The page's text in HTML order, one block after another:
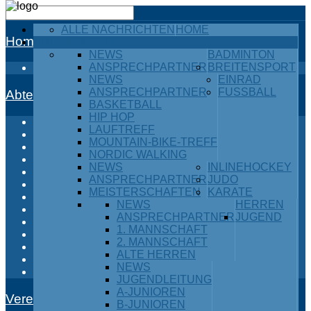
Home
Alle Nachrichten
Abteilungen
Badminton
Breitensport
Inlinehockey
Kraftdreikampf
Ski / Snowboard
Verein
HOME
ALLE NACHRICHTEN
BADMINTON
NEWS
ANSPRECHPARTNER BREITENSPORT
NEWS
ANSPRECHPARTNER
BASKETBALL
HIP HOP
LAUFTREFF
MOUNTAIN-BIKE-TREFF
NORDIC WALKING
EINRAD
NEWS
ANSPRECHPARTNER
MEISTERSCHAFTEN
FUSSBALL
HERREN
NEWS
ANSPRECHPARTNER
1. MANNSCHAFT
2. MANNSCHAFT
ALTE HERREN
JUGEND
NEWS
JUGENDLEITUNG
A-JUNIOREN
B-JUNIOREN
INLINEHOCKEY
JUDO
KARATE